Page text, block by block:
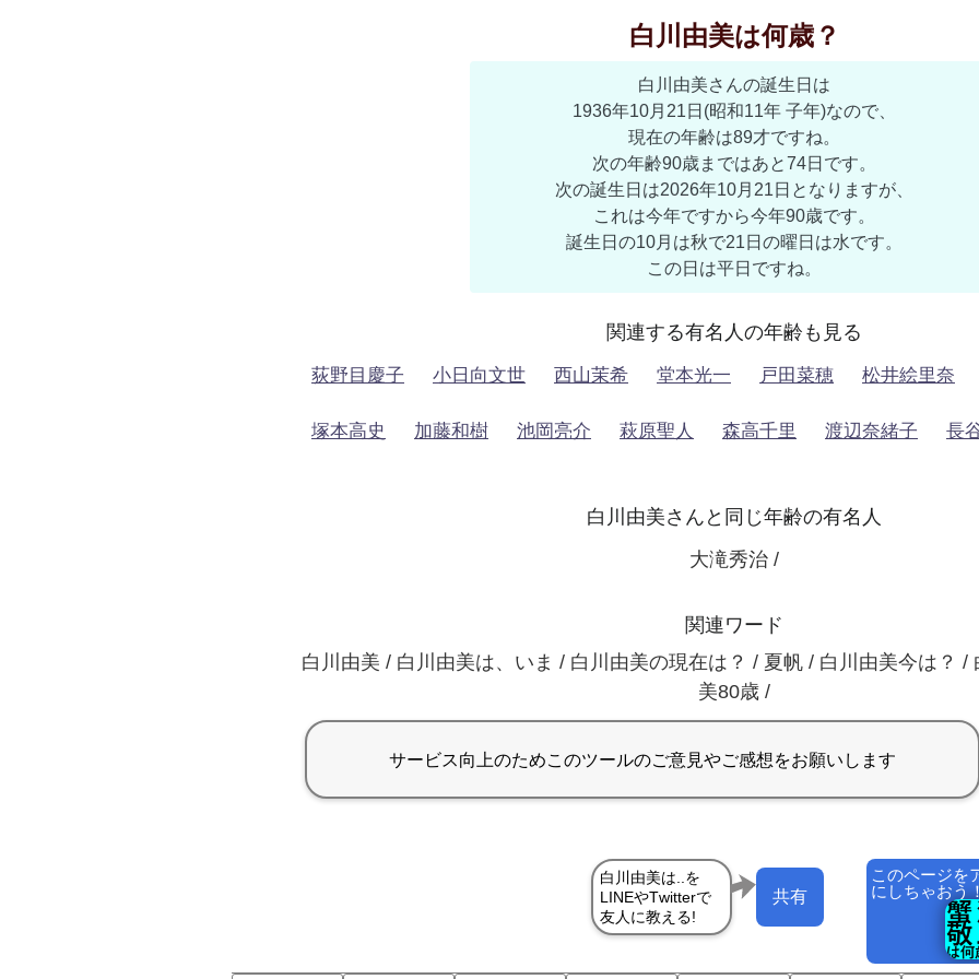
白川由美は何歳？
白川由美さんの誕生日は
1936年10月21日(昭和11年 子年)なので、
現在の年齢は89才ですね。
次の年齢90歳まではあと74日です。
次の誕生日は2026年10月21日となりますが、
これは今年ですから今年90歳です。
誕生日の10月は秋で21日の曜日は水です。
この日は平日ですね。
関連する有名人の年齢も見る
荻野目慶子 小日向文世 西山茉希 堂本光一 戸田菜穂 松井絵里奈
塚本高史 加藤和樹 池岡亮介 萩原聖人 森高千里 渡辺奈緒子 長
白川由美さんと同じ年齢の有名人
大滝秀治 /
関連ワード
白川由美 / 白川由美は、いま / 白川由美の現在は？ / 夏帆 / 白川由美今は？ /
美80歳 /
このページを
にしちゃおう
共有